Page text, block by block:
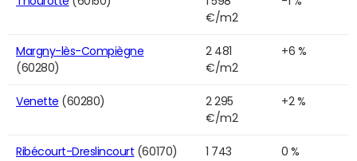
€/m2
Margny-lès-Compiègne
(60280)
2 481
€/m2
+6 %
Venette (60280)
2 295
€/m2
+2 %
Ribécourt-Dreslincourt (60170)
1 743
0 %